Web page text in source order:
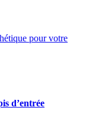
pour votre
d’entrée